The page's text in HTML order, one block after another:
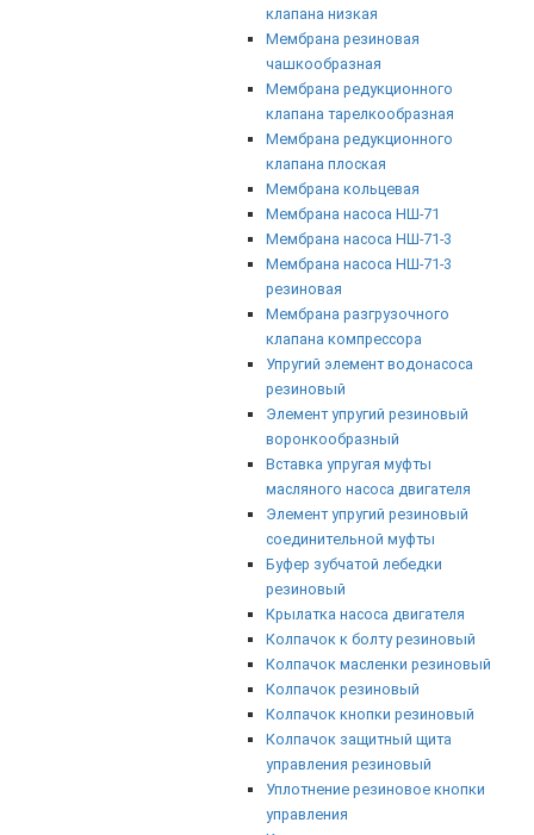
клапана низкая
Мембрана резиновая
чашкообразная
Мембрана редукционного
клапана тарелкообразная
Мембрана редукционного
клапана плоская
Мембрана кольцевая
Мембрана насоса НШ-71
Мембрана насоса НШ-71-3
Мембрана насоса НШ-71-3
резиновая
Мембрана разгрузочного
клапана компрессора
Упругий элемент водонасоса
резиновый
Элемент упругий резиновый
воронкообразный
Вставка упругая муфты
масляного насоса двигателя
Элемент упругий резиновый
соединительной муфты
Буфер зубчатой лебедки
резиновый
Крылатка насоса двигателя
Колпачок к болту резиновый
Колпачок масленки резиновый
Колпачок резиновый
Колпачок кнопки резиновый
Колпачок защитный щита
управления резиновый
Уплотнение резиновое кнопки
управления